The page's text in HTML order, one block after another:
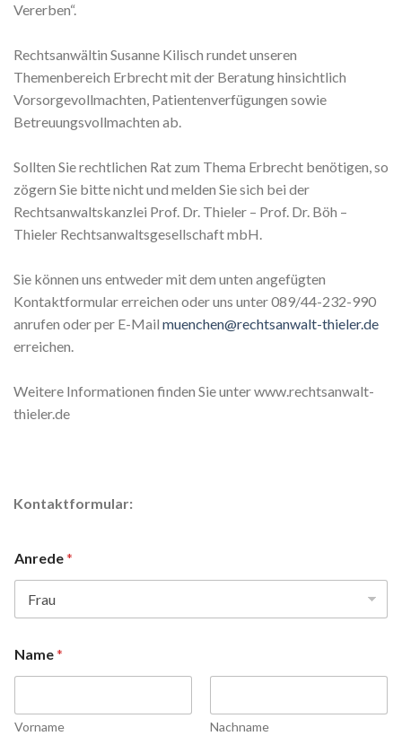
Vererben“.
Rechtsanwältin Susanne Kilisch rundet unseren
Themenbereich Erbrecht mit der Beratung hinsichtlich
Vorsorgevollmachten, Patientenverfügungen sowie
Betreuungsvollmachten ab.
Sollten Sie rechtlichen Rat zum Thema Erbrecht benötigen, so
zögern Sie bitte nicht und melden Sie sich bei der
Rechtsanwaltskanzlei Prof. Dr. Thieler – Prof. Dr. Böh –
Thieler Rechtsanwaltsgesellschaft mbH.
Sie können uns entweder mit dem unten angefügten
Kontaktformular erreichen oder uns unter 089/44-232-990
anrufen oder per E-Mail muenchen@rechtsanwalt-thieler.de
erreichen.
Weitere Informationen finden Sie unter www.rechtsanwalt-
thieler.de
Kontaktformular:
Anrede*
Name*
Vorname Nachname